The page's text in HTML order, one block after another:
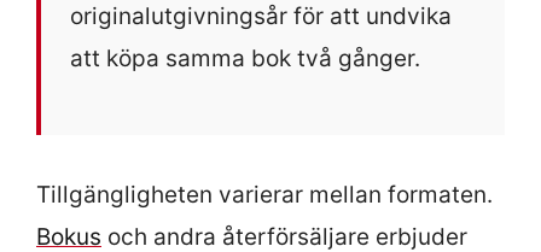
originalutgivningsår för att undvika
att köpa samma bok två gånger.
Tillgängligheten varierar mellan formaten.
Bokus och andra återförsäljare erbjuder